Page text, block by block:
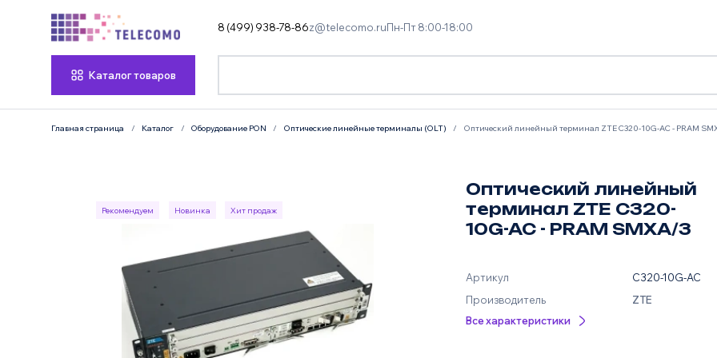
8 (499) 938-78-86z@telecomo.ruПн-Пт 8:00-18:00
Каталог товаров
Главная страница Каталог Оборудование PON Оптические линейные терминалы (OLT) Оптический линейный терминал ZTE C320-10G-AC - PRAM
Рекомендуем Новинка Хит продаж
Оптический линейный
терминал ZTE C320-
10G-AC - PRAM SMXA/3
Артикул
C320-10G-AC
Производитель
ZTE
Все характеристики